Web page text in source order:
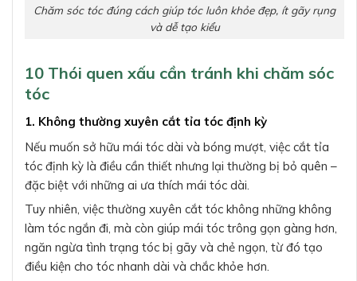
Chăm sóc tóc đúng cách giúp tóc luôn khỏe đẹp, ít gãy rụng
và dễ tạo kiểu
10 Thói quen xấu cần tránh khi chăm sóc
tóc
1. Không thường xuyên cắt tỉa tóc định kỳ
Nếu muốn sở hữu mái tóc dài và bóng mượt, việc cắt tỉa
tóc định kỳ là điều cần thiết nhưng lại thường bị bỏ quên –
đặc biệt với những ai ưa thích mái tóc dài.
Tuy nhiên, việc thường xuyên cắt tóc không những không
làm tóc ngắn đi, mà còn giúp mái tóc trông gọn gàng hơn,
ngăn ngừa tình trạng tóc bị gãy và chẻ ngọn, từ đó tạo
điều kiện cho tóc nhanh dài và chắc khỏe hơn.